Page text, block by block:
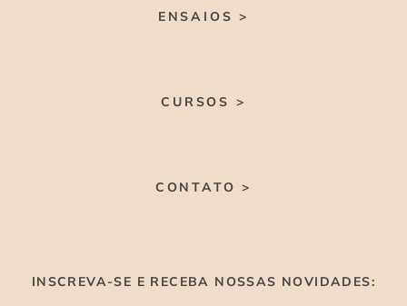
ENSAIOS >
CURSOS >
CONTATO >
INSCREVA-SE E RECEBA NOSSAS NOVIDADES: